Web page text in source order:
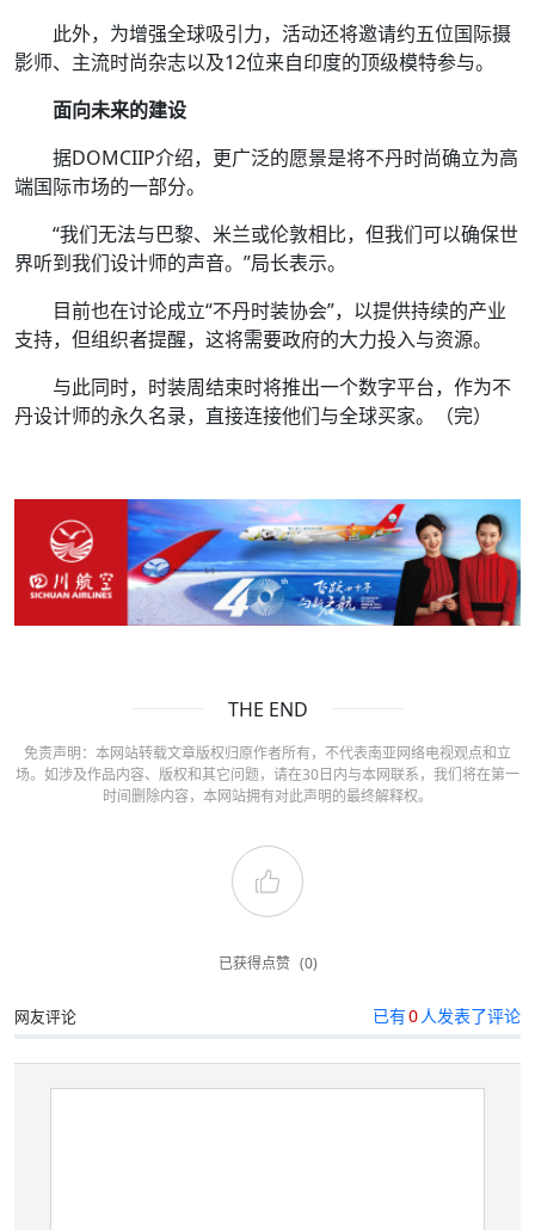
此外，为增强全球吸引力，活动还将邀请约五位国际摄
影师、主流时尚杂志以及12位来自印度的顶级模特参与。
面向未来的建设
据DOMCIIP介绍，更广泛的愿景是将不丹时尚确立为高
端国际市场的一部分。
“我们无法与巴黎、米兰或伦敦相比，但我们可以确保世
界听到我们设计师的声音。”局长表示。
目前也在讨论成立“不丹时装协会”，以提供持续的产业
支持，但组织者提醒，这将需要政府的大力投入与资源。
与此同时，时装周结束时将推出一个数字平台，作为不
丹设计师的永久名录，直接连接他们与全球买家。（完）
THE END
免责声明：本网站转载文章版权归原作者所有，不代表南亚网络电视观点和立
场。如涉及作品内容、版权和其它问题，请在30日内与本网联系，我们将在第一
时间删除内容，本网站拥有对此声明的最终解释权。
已获得点赞 (0)
网友评论 已有0 人发表了评论